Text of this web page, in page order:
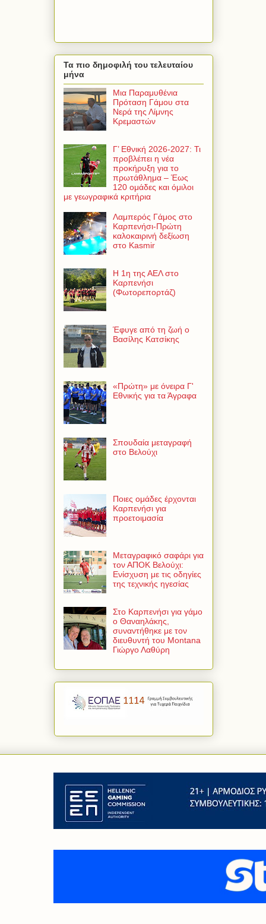
Τα πιο δημοφιλή του τελευταίου
μήνα
Μια Παραμυθένια
Πρόταση Γάμου στα
Νερά της Λίμνης
Κρεμαστών
Γ’ Εθνική 2026-2027: Τι
προβλέπει η νέα
προκήρυξη για το
πρωτάθλημα – Έως
120 ομάδες και όμιλοι
με γεωγραφικά κριτήρια
Λαμπερός Γάμος στο
Καρπενήσι-Πρώτη
καλοκαιρινή δεξίωση
στο Kasmir
Η 1η της ΑΕΛ στο
Καρπενήσι
(Φωτορεπορτάζ)
Έφυγε από τη ζωή ο
Βασίλης Κατσίκης
«Πρώτη» με όνειρα Γ'
Εθνικής για τα Άγραφα
Σπουδαία μεταγραφή
στο Βελούχι
Ποιες ομάδες έρχονται
Καρπενήσι για
προετοιμασία
Μεταγραφικό σαφάρι για
τον ΑΠΟΚ Βελούχι:
Ενίσχυση με τις οδηγίες
της τεχνικής ηγεσίας
Στο Καρπενήσι για γάμο
ο Θαναηλάκης,
συναντήθηκε με τον
διευθυντή του Montana
Γιώργο Λαθύρη